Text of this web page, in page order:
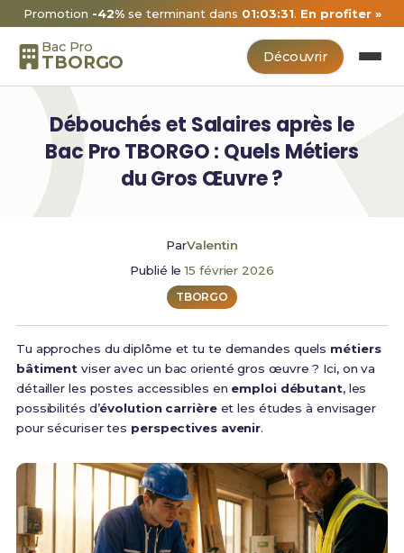
Promotion -42%se terminant dans 01:03:30.En profiter »
Bac Pro
TBORGO Découvrir
Débouchés et Salaires après le
Bac Pro TBORGO : Quels Métiers
du Gros Œuvre ?
ParValentin
Publié le15 février 2026
TBORGO
Tu approches du diplôme et tu te demandes quels métiers
bâtiment viser avec un bac orienté gros œuvre ? Ici, on va
détailler les postes accessibles en emploi débutant, les
possibilités d’évolution carrièreet les études à envisager
pour sécuriser tes perspectives avenir.